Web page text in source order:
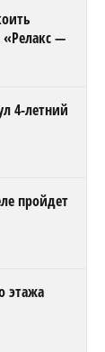
«Релакс —
4-летний
пройдет
этажа